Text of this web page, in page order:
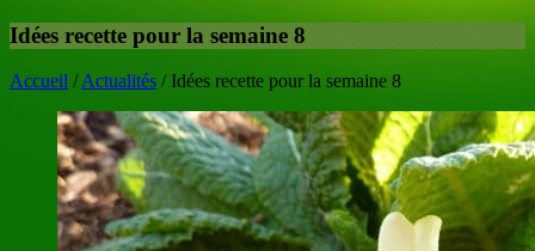
Idées recette pour la semaine 8
Accueil /Actualités / Idées recette pour la semaine 8